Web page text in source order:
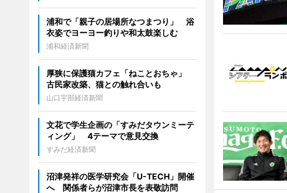
浦和で「親子の居場所なつまつり」 浴
衣姿でヨーヨー釣りや和太鼓楽しむ
浦和経済新聞
厚狭に保護猫カフェ「ねことおちゃ」
古民家改築、猫との触れ合いも
山口宇部経済新聞
文花で学生企画の「すみだタウンミーテ
ィング」 4テーマで意見交換
すみだ経済新聞
沼津発祥の医学研究会「U-TECH」開催
へ 関係者らが沼津市長を表敬訪問